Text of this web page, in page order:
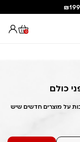
0 Out of Stock
כולם
על מוצרים חדשים שיש